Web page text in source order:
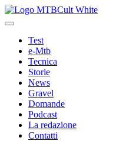
Test
e-Mtb
Tecnica
Storie
News
Gravel
Domande
Podcast
La redazione
Contatti